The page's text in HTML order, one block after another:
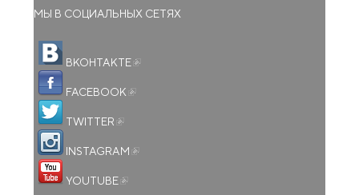
МЫ В СОЦИАЛЬНЫХ СЕТЯХ
ВКОНТАКТЕ
FACEBOOK
TWITTER
INSTAGRAM
YOUTUBE